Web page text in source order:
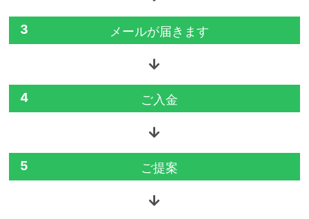
3 メールが届きます
4 ご入金
5 ご提案